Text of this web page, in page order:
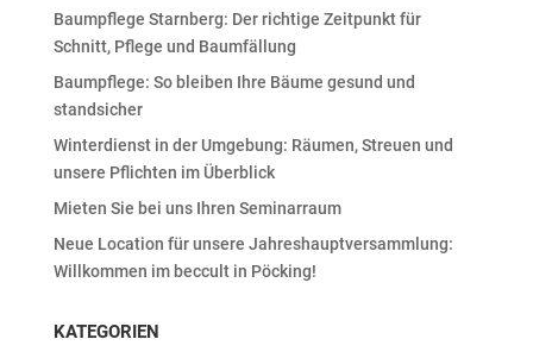
Baumpflege Starnberg: Der richtige Zeitpunkt für
Schnitt, Pflege und Baumfällung
Baumpflege: So bleiben Ihre Bäume gesund und
standsicher
Winterdienst in der Umgebung: Räumen, Streuen und
unsere Pflichten im Überblick
Mieten Sie bei uns Ihren Seminarraum
Neue Location für unsere Jahreshauptversammlung:
Willkommen im beccult in Pöcking!
KATEGORIEN